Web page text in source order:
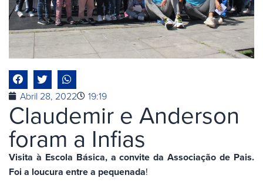
Abril 28, 2022 19:19
Claudemir e Anderson
foram a Infias
Visita à Escola Básica, a convite da Associação de Pais.
Foi a loucura entre a pequenada!